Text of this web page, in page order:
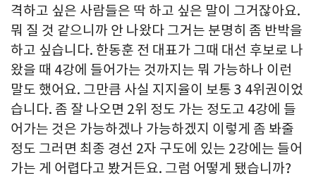
격하고 싶은 사람들은 딱 하고 싶은 말이 그거잖아요.
뭐 질 것 같으니까 안 나왔다 그거는 분명히 좀 반박을
하고 싶습니다. 한동훈 전 대표가 그때 대선 후보로 나
왔을 때 4강에 들어가는 것까지는 뭐 가능하나 이런
말도 했어요. 그만큼 사실 지지율이 보통 3 4위권이었
습니다. 좀 잘 나오면 2위 정도 가는 정도고 4강에 들
어가는 것은 가능하겠나 가능하겠지 이렇게 좀 봐줄
정도 그러면 최종 경선 2자 구도에 있는 2강에는 들어
가는 게 어렵다고 봤거든요. 그럼 어떻게 됐습니까?